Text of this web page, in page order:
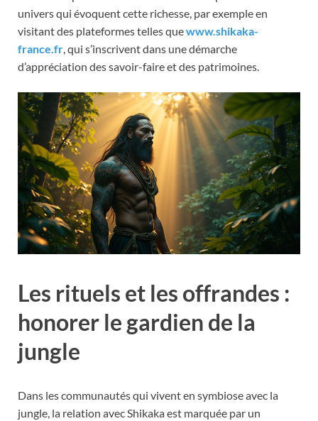
univers qui évoquent cette richesse, par exemple en
visitant des plateformes telles quewww.shikaka-
france.fr, qui s’inscrivent dans une démarche
d’appréciation des savoir-faire et des patrimoines.
Les rituels et les offrandes :
honorer le gardien de la
jungle
Dans les communautés qui vivent en symbiose avec la
jungle, la relation avec Shikaka est marquée par un